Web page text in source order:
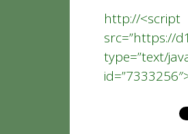
http://<script
src=”https://
type=”text/